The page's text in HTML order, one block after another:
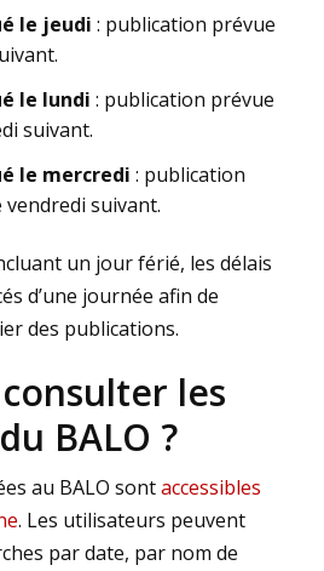
le jeudi : publication prévue
le lundi : publication prévue
suivant.
le mercredi : publication
suivant.
un jour férié, les délais
d’une journée afin de
des publications.
les
BALO ?
au BALO sontaccessibles
. Les utilisateurs peuvent
par date, par nom de